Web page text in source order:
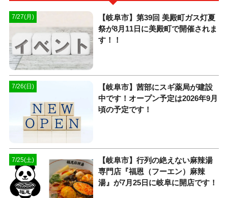
7/27(月)
【岐阜市】第39回 美殿町ガス灯夏
祭が8月11日に美殿町で開催されま
す！！
7/26(日)
【岐阜市】茜部にスギ薬局が建設
中です！オープン予定は2026年9月
頃の予定です！
7/25(土)
【岐阜市】行列の絶えない麻辣湯
専門店『福恩（フーエン）麻辣
湯』が7月25日に岐阜に開店です！